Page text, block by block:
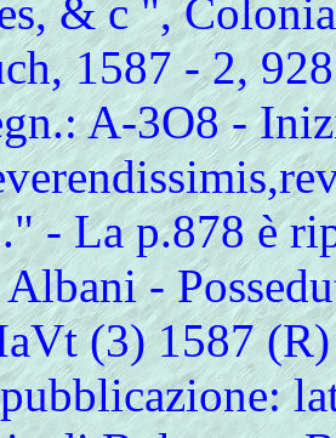
& c ",
1587 - 2,
A-3O8 -
- La p.878 è
-
(3) 1587